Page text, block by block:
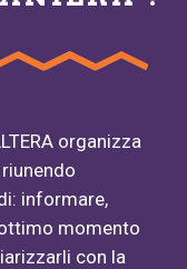
organizza
informare,
momento
con la